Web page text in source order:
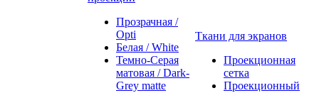
Прозрачная /
Opti
Белая / White
Темно-Серая
матовая / Dark-
Grey matte
Ткани для экранов
Проекционная
сетка
Проекционный